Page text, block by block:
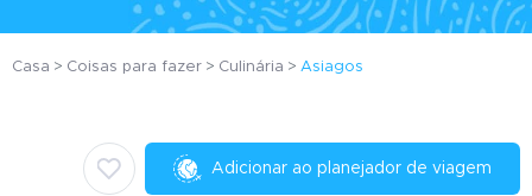
Casa Coisas para fazer Culinária Asiagos
Adicionar ao planejador de viagem